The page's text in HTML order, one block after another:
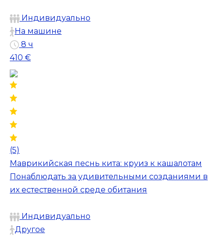
Индивидуально
На машине
8 ч
410 €
(5)
Маврикийская песнь кита: круиз к кашалотам
Понаблюдать за удивительными созданиями в
их естественной среде обитания
Индивидуально
Другое